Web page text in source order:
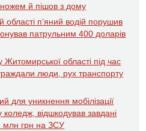
й пішов з дому
області п’яний водій порушив
патрульним 400 доларів
Житомирської області під час
люди, рух транспорту
для уникнення мобілізації
відшкодував завдані
млн грн на ЗСУ